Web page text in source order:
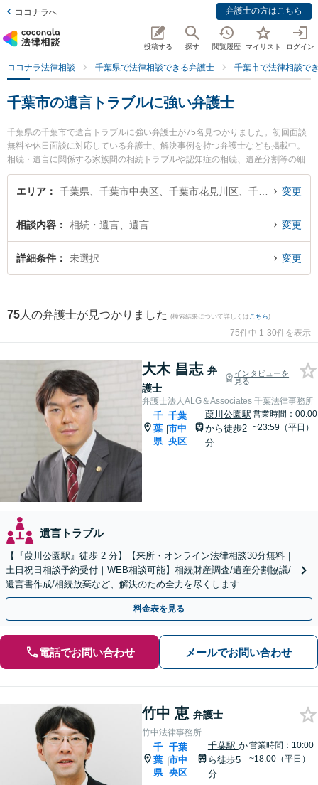
ココナラへ 弁護士の方はこちら
投稿する 探す 閲覧履歴 マイリスト ログイン
ココナラ法律相談 千葉県で法律相談できる弁護士 千葉市で法律相談で
千葉市の遺言トラブルに強い弁護士
千葉県の千葉市で遺言トラブルに強い弁護士が75名見つかりました。初回面談
無料や休日面談に対応している弁護士、解決事例を持つ弁護士なども掲載中。
相続・遺言に関係する家族間の相続トラブルや認知症の相続、遺産分割等の細
かな分野での絞り込み検索もでき便利です。特に弁護士法人ALG＆Associates
千葉法律事務所の大木 昌志弁護士や竹中法律事務所の竹中 恵弁護士、佐野総合
を今すぐに弁護士に相談したい』『遺言トラブルのトラブル解決の実績豊富な
近くの弁護士を検索したい』『初回相談無料で遺言トラブルを法律相談できる
千葉市内の弁護士に相談予約したい』などでお困りの相談者さんにおすすめで
エリア 変更
相談内容 相続・遺言、遺言 変更
詳細条件 未選択 変更
75 人の弁護士が見つかりました (検索結果について詳しくは こちら)
75件中 1-30件を表示
大木 昌志 弁
護士
インタビューを
見る
弁護士法人ALG＆Associates 千葉法律事務所
千
葉
県
|
千葉
市中
央区
葭川公園駅
から徒歩2
分
営業時間：00:00
~23:59（平日）
遺言トラブル
【『葭川公園駅』徒歩 2 分】【来所・オンライン法律相談30分無料｜
土日祝日相談予約受付｜WEB相談可能】相続財産調査/遺産分割協議/
遺言書作成/相続放棄など、解決のため全力を尽くします
料金表を見る
電話でお問い合わせ メールでお問い合わせ
竹中 恵 弁護士
竹中法律事務所
千
葉
県
|
千葉
市中
央区
千葉駅 か
ら徒歩5
分
営業時間：10:00
~18:00（平日）